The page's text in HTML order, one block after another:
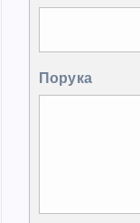
Порука